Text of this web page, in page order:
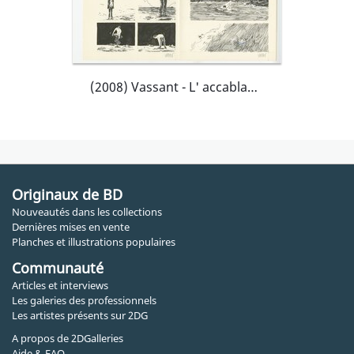
(2008) Vassant - L' accablante apathie des dimanches à rosbif - Double planche originale 212 et 213
Originaux de BD
Nouveautés dans les collections
Dernières mises en vente
Planches et illustrations populaires
Communauté
Articles et interviews
Les galeries des professionnels
Les artistes présents sur 2DG
A propos de 2DGalleries